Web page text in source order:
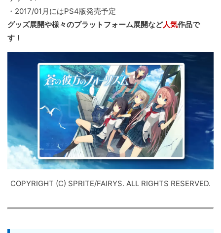
・2017/01月にはPS4版発売予定
グッズ展開や様々のプラットフォーム展開など人気作品で
す！
COPYRIGHT (C) SPRITE/FAIRYS. ALL RIGHTS RESERVED.